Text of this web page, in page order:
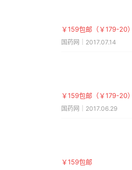
￥159包邮（￥179-20）
国药网｜2017.07.14
￥159包邮（￥179-20）
国药网｜2017.06.29
￥159包邮